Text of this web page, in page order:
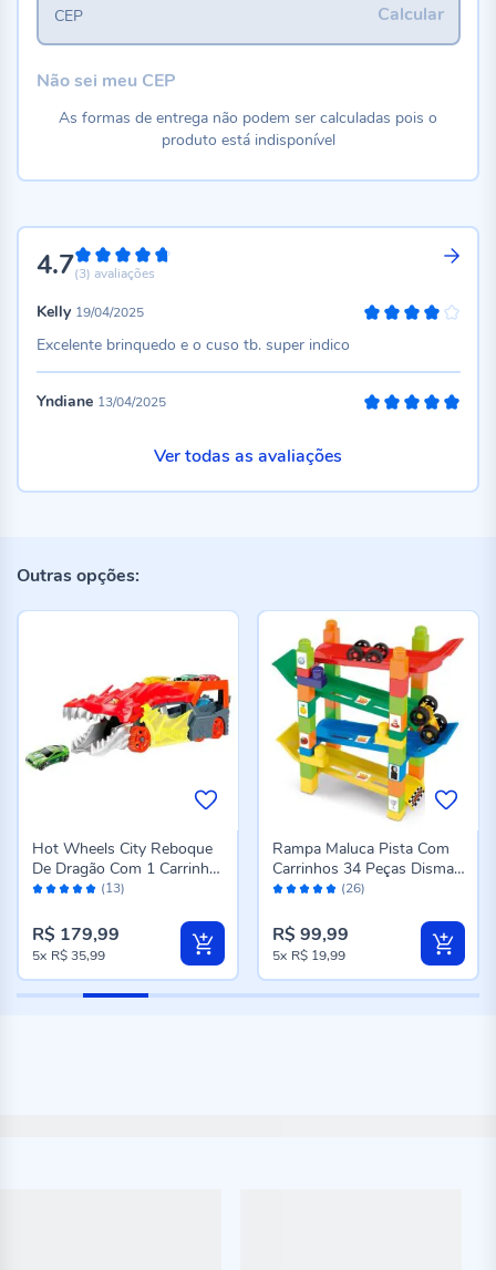
4.794%
(3) avaliações
Kelly 19/04/2025
Excelente brinquedo e o cuso tb. super indico
Yndiane 13/04/2025
Ver todas as avaliações
Calcular
CEP
Não sei meu CEP
As formas de entrega não podem ser calculadas pois o
produto está indisponível
Outras opções:
Avaliação: (13)
Hot Wheels City Reboque
De Dragão Com 1 Carrinho
Mattel - GTK42
R$ 179,99
5x R$ 35,99
Avaliação: (26)
Rampa Maluca Pista Com
Carrinhos 34 Peças Dismat
- 2127
R$ 99,99
5x R$ 19,99